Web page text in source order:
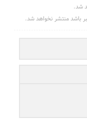
شد.
باشد منتشر نخواهد شد.